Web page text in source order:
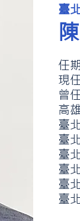
臺
任
現
曾
高
臺
臺
臺
臺
臺
臺